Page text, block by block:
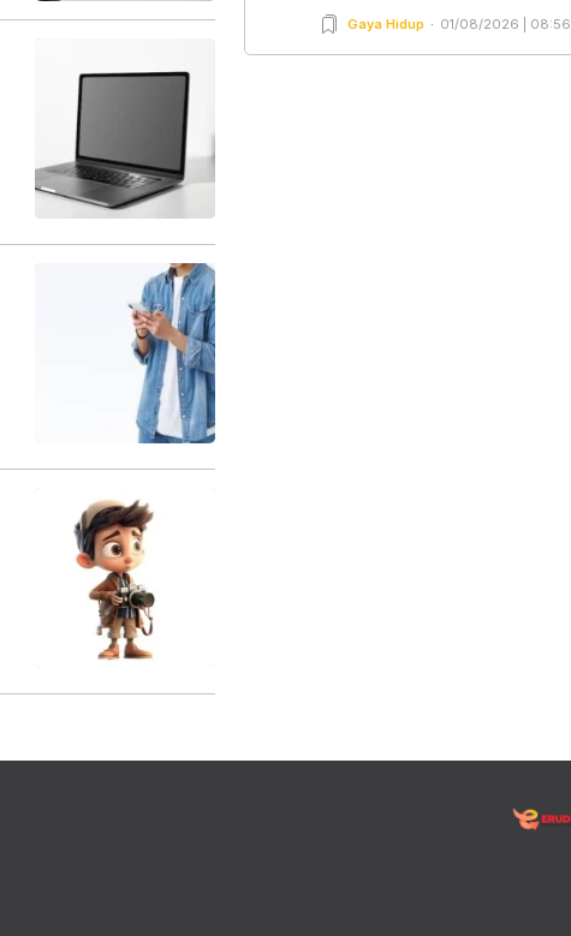
Gaya Hidup 01/08/2026 | 08:56